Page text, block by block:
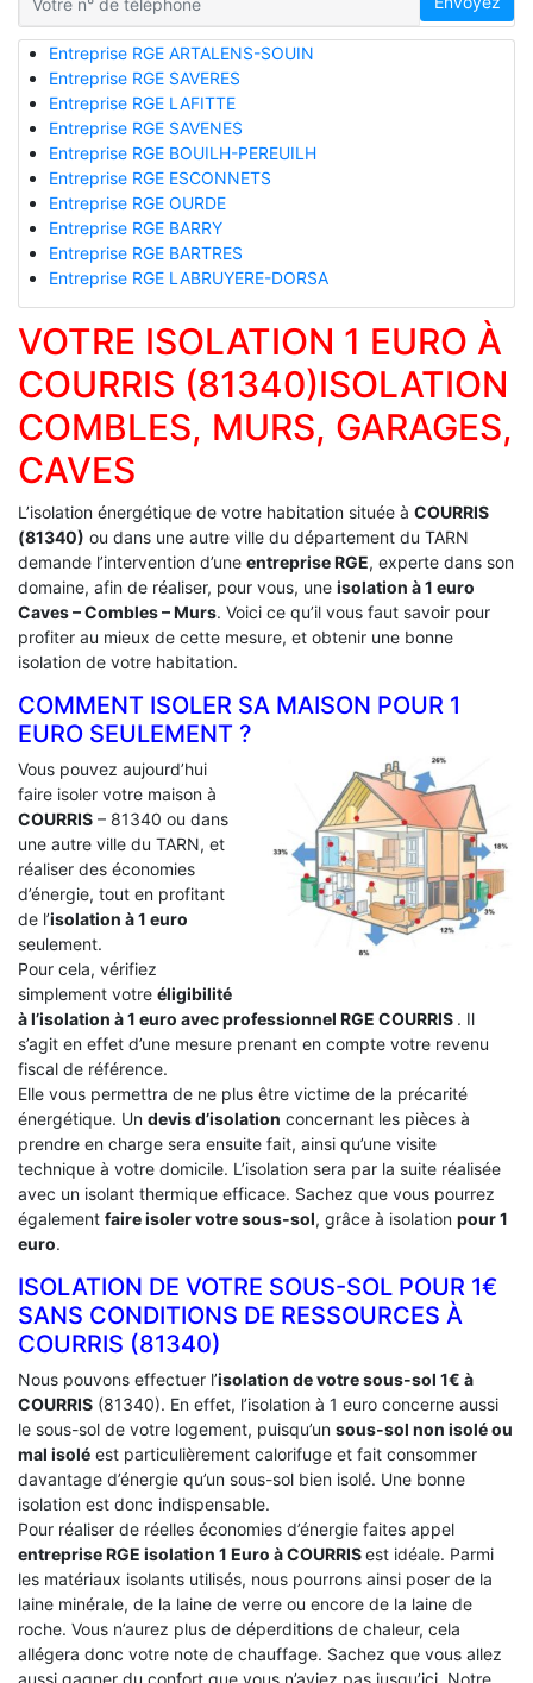
Entreprise RGE ARTALENS-SOUIN
Entreprise RGE SAVERES
Entreprise RGE LAFITTE
Entreprise RGE SAVENES
Entreprise RGE BOUILH-PEREUILH
Entreprise RGE ESCONNETS
Entreprise RGE OURDE
Entreprise RGE BARRY
Entreprise RGE BARTRES
Entreprise RGE LABRUYERE-DORSA
VOTRE ISOLATION 1 EURO À
COURRIS (81340)ISOLATION
COMBLES, MURS, GARAGES,
CAVES
L’isolation énergétique de votre habitation située à COURRIS
(81340) ou dans une autre ville du département du TARN
demande l’intervention d’une entreprise RGE, experte dans son
domaine, afin de réaliser, pour vous, une isolation à 1 euro
Caves – Combles – Murs. Voici ce qu’il vous faut savoir pour
profiter au mieux de cette mesure, et obtenir une bonne
isolation de votre habitation.
COMMENT ISOLER SA MAISON POUR 1
EURO SEULEMENT ?
Vous pouvez aujourd’hui
faire isoler votre maison à
COURRIS – 81340 ou dans
une autre ville du TARN, et
réaliser des économies
d’énergie, tout en profitant
de l’isolation à 1 euro
seulement.
Pour cela, vérifiez
simplement votre éligibilité
à l’isolation à 1 euro avec professionnel RGE COURRIS . Il
s’agit en effet d’une mesure prenant en compte votre revenu
fiscal de référence.
Elle vous permettra de ne plus être victime de la précarité
énergétique. Un devis d’isolation concernant les pièces à
prendre en charge sera ensuite fait, ainsi qu’une visite
technique à votre domicile. L’isolation sera par la suite réalisée
avec un isolant thermique efficace. Sachez que vous pourrez
également faire isoler votre sous-sol, grâce à isolation pour 1
euro.
ISOLATION DE VOTRE SOUS-SOL POUR 1€
SANS CONDITIONS DE RESSOURCES À
‎COURRIS (81340)
Nous pouvons effectuer l’isolation de votre sous-sol 1€ à
COURRIS (81340). En effet, l’isolation à 1 euro concerne aussi
le sous-sol de votre logement, puisqu’un sous-sol non isolé ou
mal isolé est particulièrement calorifuge et fait consommer
davantage d’énergie qu’un sous-sol bien isolé. Une bonne
isolation est donc indispensable.
Pour réaliser de réelles économies d’énergie faites appel
entreprise RGE isolation 1 Euro à COURRISest idéale. Parmi
les matériaux isolants utilisés, nous pourrons ainsi poser de la
laine minérale, de la laine de verre ou encore de la laine de
roche. Vous n’aurez plus de déperditions de chaleur, cela
allégera donc votre note de chauffage. Sachez que vous allez
aussi gagner du confort que vous n’aviez pas jusqu’ici. Notre